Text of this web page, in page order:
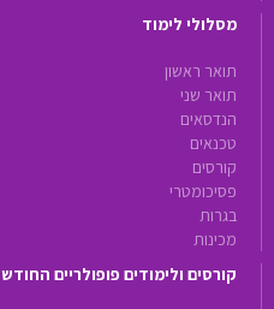
מסלולי לימוד
תואר ראשון
תואר שני
הנדסאים
טכנאים
קורסים
פסיכומטרי
בגרות
מכינות
קורסים ולימודים פופולריים החודש